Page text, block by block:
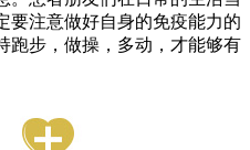
要注意做好自身的免疫能力的
跑步，做操，多动，才能够有